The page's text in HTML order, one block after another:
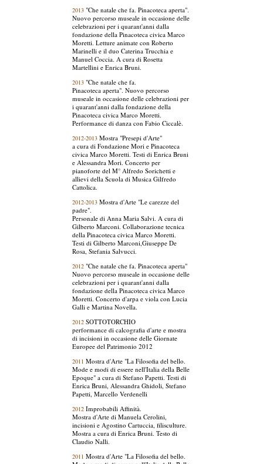
2013"Che natale che fa. Pinacoteca aperta".
Nuovo percorso museale in occasione delle
celebrazioni per i quarant'anni dalla
fondazione della Pinacoteca civica Marco
Moretti. Letture animate con Roberto
Marinelli e il duo Caterina Trucchia e
Manuel Coccia. A cura di Rosetta
Martellini e Enrica Bruni.
2013"Che natale che fa.
Pinacoteca aperta". Nuovo percorso
museale in occasione delle celebrazioni per
i quarant'anni dalla fondazione della
Pinacoteca civica Marco Moretti.
Performance di danza con Fabio Ciccalè.
2012-2013Mostra "Presepi d'Arte"
a cura di Fondazione Mori e Pinacoteca
civica Marco Moretti. Testi di Enrica Bruni
e Alessandra Mori. Concerto per
pianoforte del M° Alfredo Sorichetti e
allievi della Scuola di Musica Gilfredo
Cattolica.
2012-2013Mostra d'Arte "Le carezze del
padre".
Personale di Anna Maria Salvi. A cura di
Gilberto Marconi. Collaborazione tecnica
della Pinacoteca civica Marco Moretti.
Testi di Gilberto Marconi,Giuseppe De
Rosa, Stefania Salvucci.
2012"Che natale che fa. Pinacoteca aperta"
Nuovo percorso museale in occasione delle
celebrazioni per i quarant'anni dalla
fondazione della Pinacoteca civica Marco
Moretti. Concerto d'arpa e viola con Lucia
Galli e Martina Novella.
2012SOTTOTORCHIO
performance di calcografia d'arte e mostra
di incisioni in occasione delle Giornate
Europee del Patrimonio 2012
2011 Mostra d'Arte "La Filosofia del bello.
Mode e modi di essere nell'Italia della Belle
Epoque" a cura di Stefano Papetti. Testi di
Enrica Bruni, Alessandra Ghidoli, Stefano
Papetti, Marcello Verdenelli
2012Improbabili Affinità.
Mostra d'Arte di Manuela Cerolini,
incisioni e Agostino Cartuccia, filisculture.
Mostra a cura di Enrica Bruni. Testo di
Claudio Nalli.
2011 Mostra d'Arte "La Filosofia del bello.